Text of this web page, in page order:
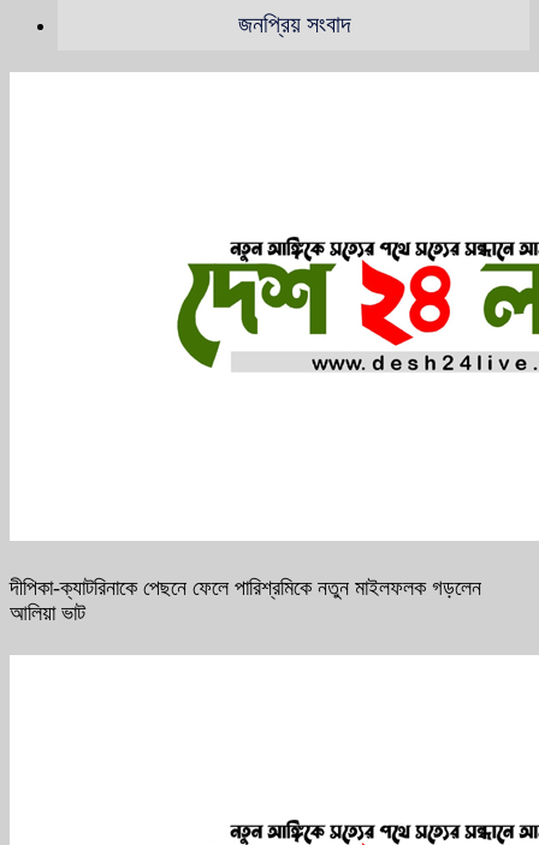
জনপ্রিয় সংবাদ
দীপিকা-ক্যাটরিনাকে পেছনে ফেলে পারিশ্রমিকে নতুন মাইলফলক গড়লেন
আলিয়া ভাট